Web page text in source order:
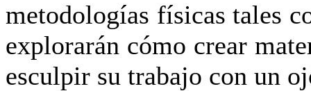
metodologías físicas tales
explorarán cómo crear
esculpir su trabajo con un